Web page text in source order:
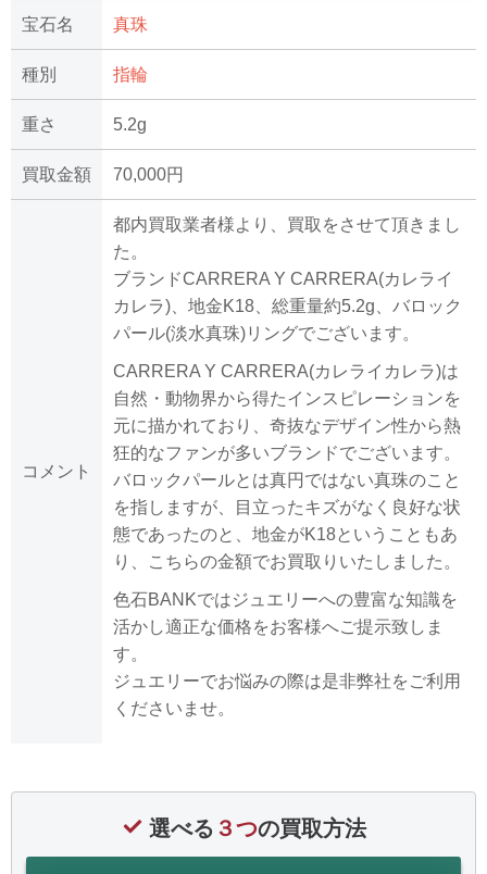
宝石名 真珠
種別 指輪
重さ 5.2g
買取金額 70,000円
コメント
都内買取業者様より、買取をさせて頂きまし
た。
ブランドCARRERA Y CARRERA(カレライ
カレラ)、地金K18、総重量約5.2g、バロック
パール(淡水真珠)リングでございます。
CARRERA Y CARRERA(カレライカレラ)は
自然・動物界から得たインスピレーションを
元に描かれており、奇抜なデザイン性から熱
狂的なファンが多いブランドでございます。
バロックパールとは真円ではない真珠のこと
を指しますが、目立ったキズがなく良好な状
態であったのと、地金がK18ということもあ
り、こちらの金額でお買取りいたしました。
色石BANKではジュエリーへの豊富な知識を
活かし適正な価格をお客様へご提示致しま
す。
ジュエリーでお悩みの際は是非弊社をご利用
くださいませ。
選べる ３つの買取方法